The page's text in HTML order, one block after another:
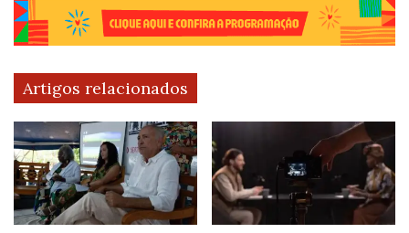
Artigos relacionados